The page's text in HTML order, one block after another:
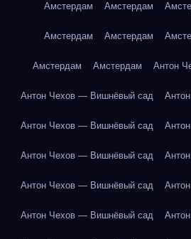
Амстердам Амстердам
Амстердам Амстердам
Амстердам Амстердам Антон
Антон Чехов — Вишнёвый сад
Антон Чехов — Вишнёвый сад
Антон Чехов — Вишнёвый сад
Антон Чехов — Вишнёвый сад
Антон Чехов — Вишнёвый сад